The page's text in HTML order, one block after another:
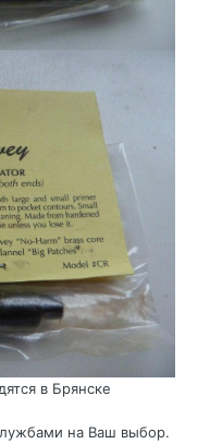
в Брянске
на Ваш выбор.